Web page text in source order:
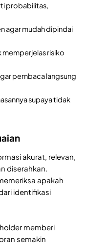
probabilitas,
agar mudah dipindai
risiko
pembaca langsung
supaya tidak
akurat, relevan,
diserahkan.
apakah
identifikasi
memberi
semakin